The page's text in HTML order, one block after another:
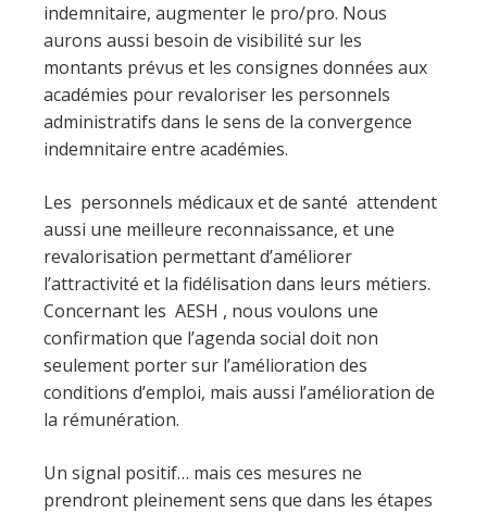
indemnitaire, augmenter le pro/pro. Nous
aurons aussi besoin de visibilité sur les
montants prévus et les consignes données aux
académies pour revaloriser les personnels
administratifs dans le sens de la convergence
indemnitaire entre académies.
Les personnels médicaux et de santé attendent
aussi une meilleure reconnaissance, et une
revalorisation permettant d’améliorer
l’attractivité et la fidélisation dans leurs métiers.
Concernant les AESH , nous voulons une
confirmation que l’agenda social doit non
seulement porter sur l’amélioration des
conditions d’emploi, mais aussi l’amélioration de
la rémunération.
Un signal positif… mais ces mesures ne
prendront pleinement sens que dans les étapes